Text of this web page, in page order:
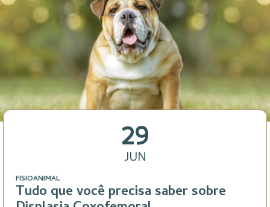
29
JUN
FISIOANIMAL
Tudo que você precisa saber sobre